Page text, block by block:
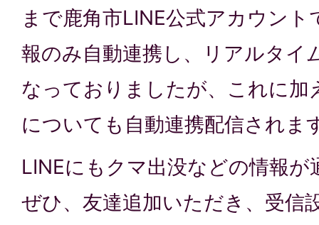
まで鹿角市LINE公式アカウン
報のみ自動連携し、リアルタイ
なっておりましたが、これに加
についても自動連携配信されま
LINEにもクマ出没などの情報
ぜひ、友達追加いただき、受信